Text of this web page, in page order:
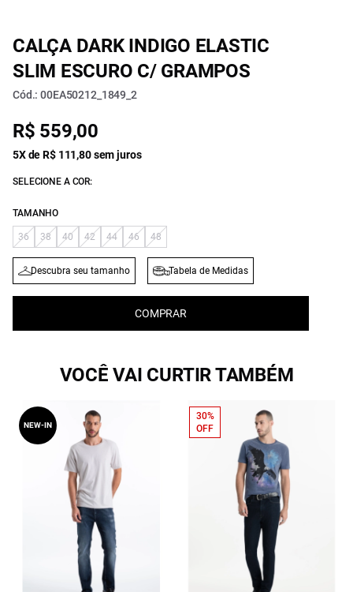
CALÇA DARK INDIGO ELASTIC
SLIM ESCURO C/ GRAMPOS
Cód.: 00EA50212_1849_2
R$ 559,00
5X de R$ 111,80 sem juros
SELECIONE A COR:
TAMANHO
36 38 40 42 44 46 48
Descubra seu tamanho Tabela de Medidas
COMPRAR
VOCÊ VAI CURTIR TAMBÉM
NEW-IN
30%
OFF